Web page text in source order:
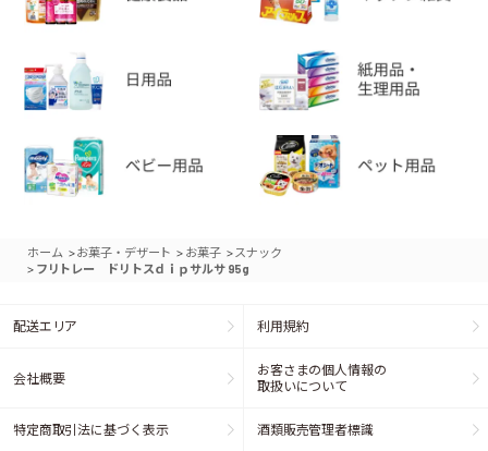
ホーム >お菓子・デザート > お菓子 > スナック
> フリトレー ドリトスｄｉｐサルサ 95g
配送エリア 利用規約
会社概要
お客さまの個人情報の
取扱いについて
特定商取引法に基づく表示 酒類販売管理者標識